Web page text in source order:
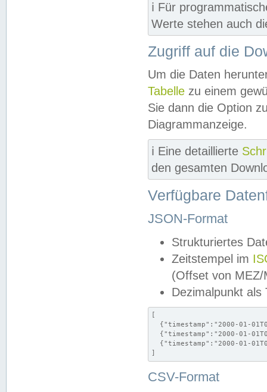
ℹ️ Für
Werte stehen auch
Zugriff auf die
Um die Daten
Tabelle zu einem
Sie dann die Option
Diagrammanzeige.
ℹ️ Eine detaillierte
den gesamten
Verfügbare
JSON-Format
Strukturiertes
Zeitstempel im
(Offset von MEZ/
Dezimalpunkt als
[
{"timestamp":"2000-01-
{"timestamp":"2000-01-
{"timestamp":"2000-01-
]
CSV-Format